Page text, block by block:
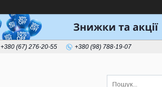
+380 (67) 276-20-55 +380 (98) 788-19-07